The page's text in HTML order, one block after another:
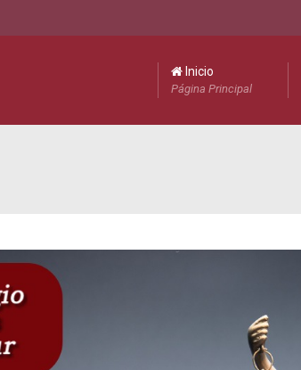
Inicio
Página Principal